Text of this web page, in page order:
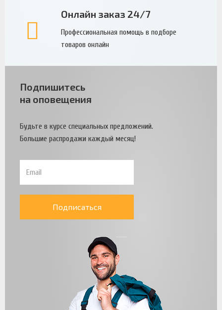
Онлайн заказ 24/7
Профессиональная помощь в подборе
товаров онлайн
Подпишитесь
на оповещения
Будьте в курсе специальных предложений.
Большие распродажи каждый месяц!
Подписаться